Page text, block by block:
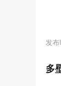
发
多